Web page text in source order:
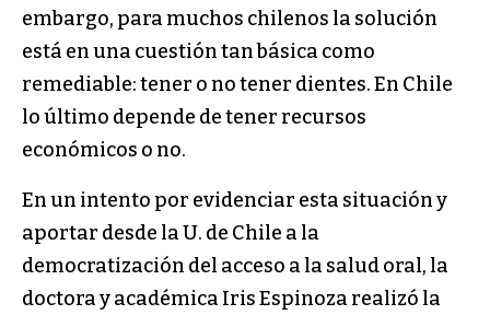
embargo, para muchos chilenos la solución
está en una cuestión tan básica como
remediable: tener o no tener dientes. En Chile
lo último depende de tener recursos
económicos o no.
En un intento por evidenciar esta situación y
aportar desde la U. de Chile a la
democratización del acceso a la salud oral, la
doctora y académica Iris Espinoza realizó la